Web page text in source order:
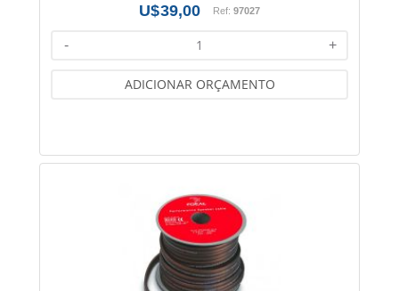
39,00 Ref:97027
+
-
ADICIONAR ORÇAMENTO